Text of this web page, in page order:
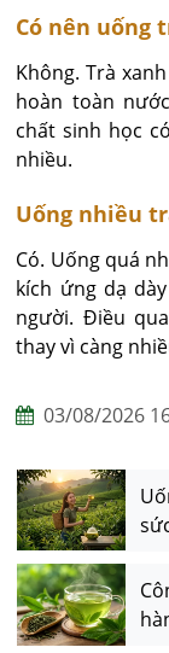
Có nên uống
Không. Trà
hoàn toàn
chất sinh học
nhiều.
Uống nhiều
Có. Uống quá
kích ứng dạ
người. Điều
thay vì càng
03/08/2026